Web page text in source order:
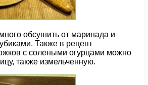
обсушить от маринада и
Также в рецепт
с солеными огурцами можно
также измельченную.